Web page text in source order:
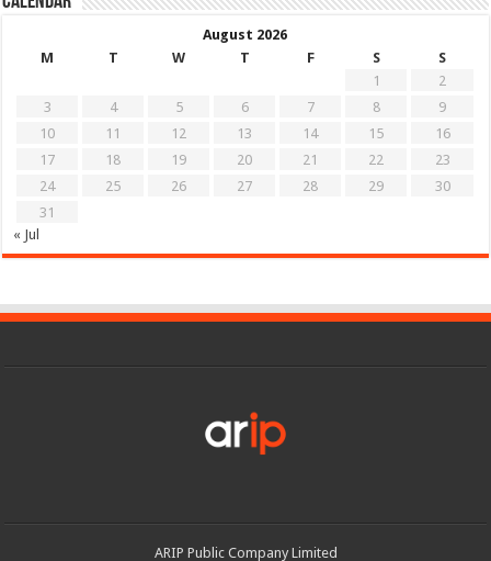
August 2026
M
T W T F S
S
1
2
3
4 5 6 7 8
9
10
11 12 13 14 15
16
17
18 19 20 21 22
23
24
25 26 27 28 29
30
31
« Jul
ARIP Public Company Limited